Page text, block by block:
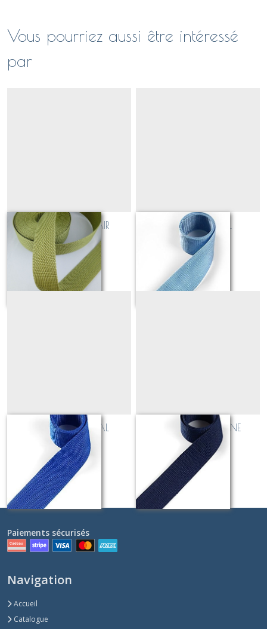
Vous pourriez aussi être intéressé
par
sangle_KAKI CLAIR
Sur demande
sangle_BLEU CIEL
Sur demande
sangle_BLEU ROYAL
Sur demande
sangle_BLEU MARINE
Sur demande
Paiements sécurisés
Navigation
Accueil
Catalogue